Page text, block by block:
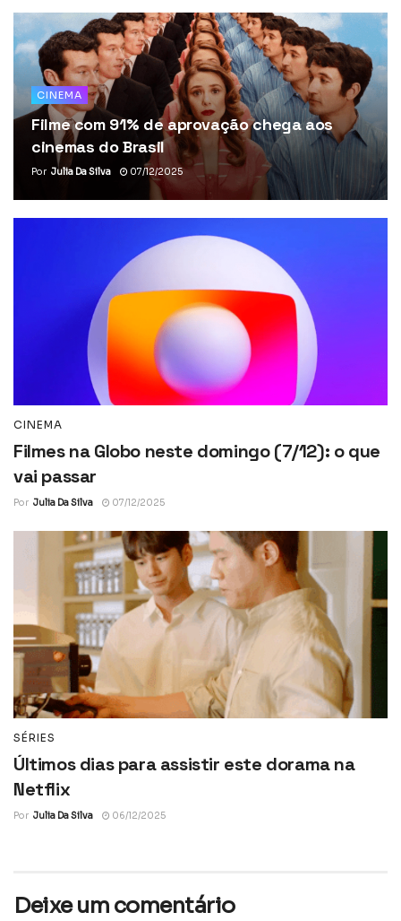
CINEMA
Filme com 91% de aprovação chega aos
cinemas do Brasil
Por Julia Da Silva 07/12/2025
CINEMA
Filmes na Globo neste domingo (7/12): o que
vai passar
Por Julia Da Silva 07/12/2025
SÉRIES
Últimos dias para assistir este dorama na
Netflix
Por Julia Da Silva 06/12/2025
Deixe um comentário